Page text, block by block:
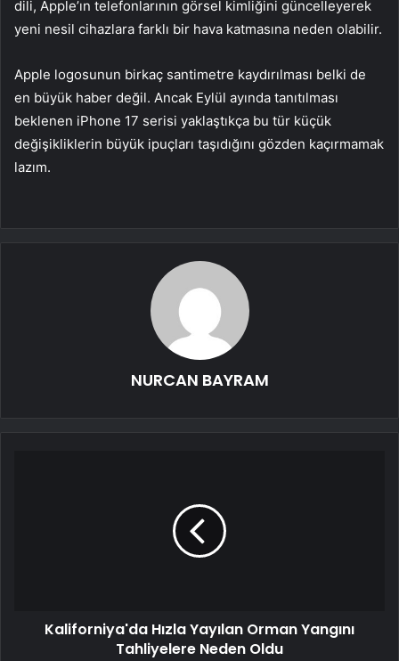
dili, Apple’ın telefonlarının görsel kimliğini güncelleyerek
yeni nesil cihazlara farklı bir hava katmasına neden olabilir.
Apple logosunun birkaç santimetre kaydırılması belki de
en büyük haber değil. Ancak Eylül ayında tanıtılması
beklenen iPhone 17 serisi yaklaştıkça bu tür küçük
değişikliklerin büyük ipuçları taşıdığını gözden kaçırmamak
lazım.
NURCAN BAYRAM
Kaliforniya'da Hızla Yayılan Orman Yangını
Tahliyelere Neden Oldu